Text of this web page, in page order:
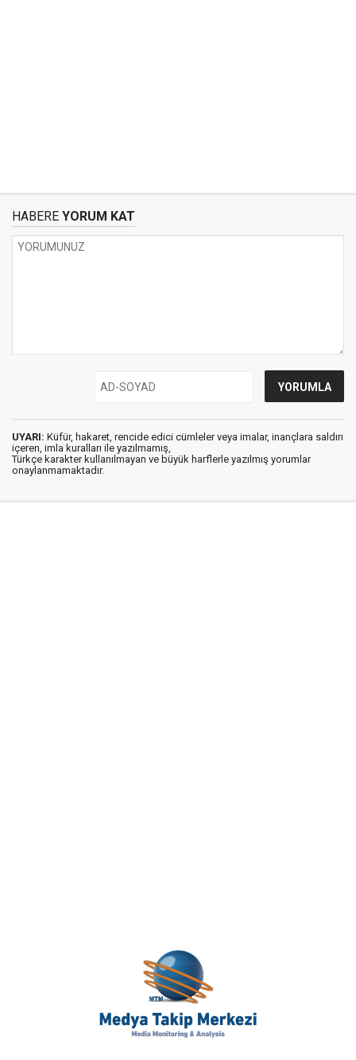
HABERE YORUM KAT
UYARI: Küfür, hakaret, rencide edici cümleler veya imalar, inançlara saldırı
içeren, imla kuralları ile yazılmamış,
Türkçe karakter kullanılmayan ve büyük harflerle yazılmış yorumlar
onaylanmamaktadır.